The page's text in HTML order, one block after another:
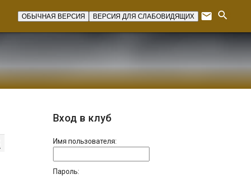
ОБЫЧНАЯ ВЕРСИЯ ВЕРСИЯ ДЛЯ СЛАБОВИДЯЩИХ email search
Вход в клуб
Имя пользователя:
Пароль: